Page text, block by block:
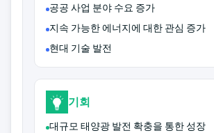
공공 사업 분야 수요 증가
지속 가능한 에너지에 대한 관심 증가
현대 기술 발전
기회
대규모 태양광 발전 확충을 통한 성장